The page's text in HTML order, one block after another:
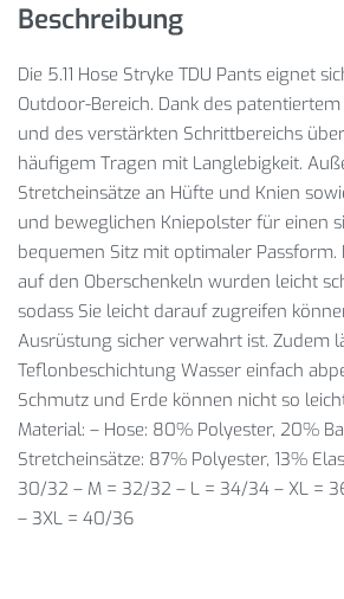
Beschreibung
Die 5.11 Hose Stryke TDU Pants eignet
Outdoor-Bereich. Dank des
und des verstärkten Schrittbereichs
häufigem Tragen mit Langlebigkeit.
Stretcheinsätze an Hüfte und Knien
und beweglichen Kniepolster für einen
bequemen Sitz mit optimaler Passform.
auf den Oberschenkeln wurden leicht
sodass Sie leicht darauf zugreifen
Ausrüstung sicher verwahrt ist. Zudem
Teflonbeschichtung Wasser einfach
Schmutz und Erde können nicht so
Material: – Hose: 80% Polyester, 20%
Stretcheinsätze: 87% Polyester, 13%
30/32 – M = 32/32 – L = 34/34 – XL =
– 3XL = 40/36